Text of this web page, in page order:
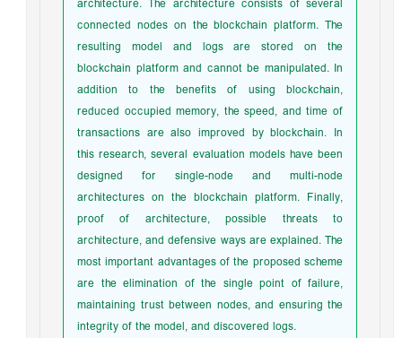
architecture. The architecture consists of several
connected nodes on the blockchain platform. The
resulting model and logs are stored on the
blockchain platform and cannot be manipulated. In
addition to the benefits of using blockchain,
reduced occupied memory, the speed, and time of
transactions are also improved by blockchain. In
this research, several evaluation models have been
designed for single-node and multi-node
architectures on the blockchain platform. Finally,
proof of architecture, possible threats to
architecture, and defensive ways are explained. The
most important advantages of the proposed scheme
are the elimination of the single point of failure,
maintaining trust between nodes, and ensuring the
integrity of the model, and discovered logs.